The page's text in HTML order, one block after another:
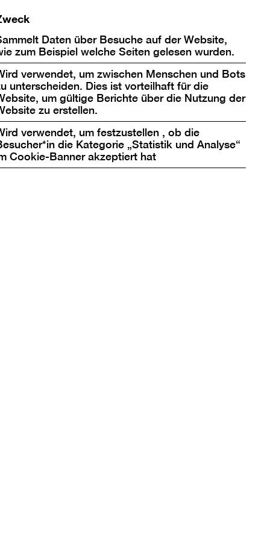
dem Alltag. Auf
aus der
und extreme
gestaffelten
Blickfallen
neu
entwickelte
Intelligenz
und Zeichnung
Bethanien führte ihn
Daten über Besuche auf der Website,
zum Beispiel welche Seiten gelesen wurden.
verwendet, um zwischen Menschen und Bots
unterscheiden. Dies ist vorteilhaft für die
um gültige Berichte über die Nutzung der
zu erstellen.
verwendet, um festzustellen , ob die
die Kategorie „Statistik und Analyse“
Cookie-Banner akzeptiert hat